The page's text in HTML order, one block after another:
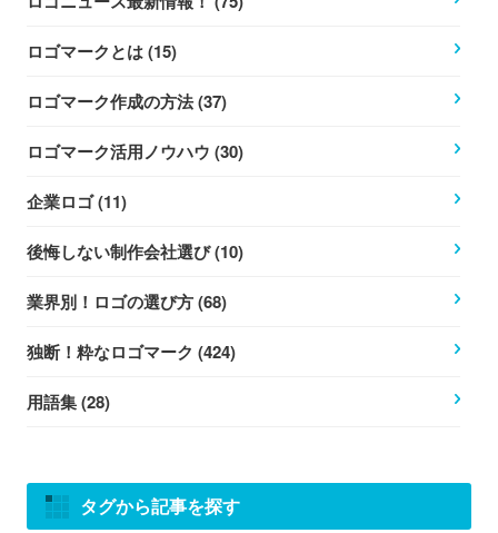
ロゴマークとは (15)
ロゴマーク作成の方法 (37)
ロゴマーク活用ノウハウ (30)
企業ロゴ (11)
後悔しない制作会社選び (10)
業界別！ロゴの選び方 (68)
独断！粋なロゴマーク (424)
用語集 (28)
タグから記事を探す